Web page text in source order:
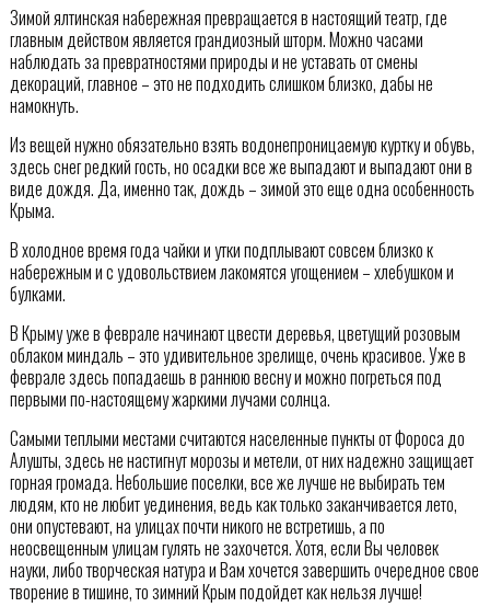
Зимой ялтинская набережная превращается в настоящий театр, где
главным действом является грандиозный шторм. Можно часами
наблюдать за превратностями природы и не уставать от смены
декораций, главное – это не подходить слишком близко, дабы не
намокнуть.
Из вещей нужно обязательно взять водонепроницаемую куртку и обувь,
здесь снег редкий гость, но осадки все же выпадают и выпадают они в
виде дождя. Да, именно так, дождь – зимой это еще одна особенность
Крыма.
В холодное время года чайки и утки подплывают совсем близко к
набережным и с удовольствием лакомятся угощением – хлебушком и
булками.
В Крыму уже в феврале начинают цвести деревья, цветущий розовым
облаком миндаль – это удивительное зрелище, очень красивое. Уже в
феврале здесь попадаешь в раннюю весну и можно погреться под
первыми по-настоящему жаркими лучами солнца.
Самыми теплыми местами считаются населенные пункты от Фороса до
Алушты, здесь не настигнут морозы и метели, от них надежно защищает
горная громада. Небольшие поселки, все же лучше не выбирать тем
людям, кто не любит уединения, ведь как только заканчивается лето,
они опустевают, на улицах почти никого не встретишь, а по
неосвещенным улицам гулять не захочется. Хотя, если Вы человек
науки, либо творческая натура и Вам хочется завершить очередное свое
творение в тишине, то зимний Крым подойдет как нельзя лучше!